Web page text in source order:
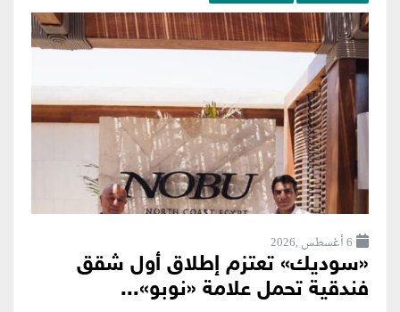
6 أغسطس ,2026
«سوديك» تعتزم إطلاق أول شقق
فندقية تحمل علامة «نوبو»...